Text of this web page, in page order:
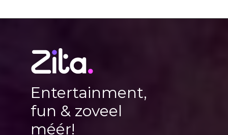
Entertainment,
fun & zoveel
méér!